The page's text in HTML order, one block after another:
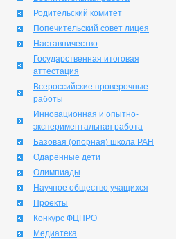
Родительский комитет
Попечительский совет лицея
Наставничество
Государственная итоговая
аттестация
Всероссийские проверочные
работы
Инновационная и опытно-
экспериментальная работа
Базовая (опорная) школа РАН
Одарённые дети
Олимпиады
Научное общество учащихся
Проекты
Конкурс ФЦПРО
Медиатека